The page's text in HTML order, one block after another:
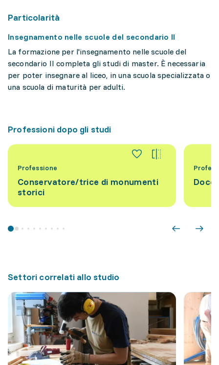
Particolarità
Insegnamento nelle scuole del secondario II
La formazione per l'insegnamento nelle scuole del
secondario II completa gli studi di master. È necessaria
per poter insegnare al liceo, in una scuola specializzata o
una scuola di maturità per adulti.
Professioni dopo gli studi
Professione
Conservatore/trice di monumenti
storici
Settori correlati allo studio